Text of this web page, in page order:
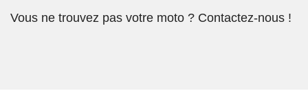
Vous ne trouvez pas votre moto ? Contactez-nous !